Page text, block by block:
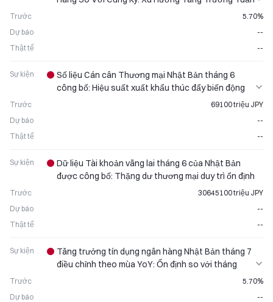
Trước
5.70%
Dự báo
--
Thật tế
--
Sự kiện
Số liệu Cán cân Thương mại Nhật Bản tháng 6
công bố: Hiệu suất xuất khẩu thúc đẩy biến động
Trước
69100 triệu JPY
Dự báo
--
Thật tế
--
Sự kiện
Dữ liệu Tài khoản vãng lai tháng 6 của Nhật Bản
được công bố: Thặng dư thương mại duy trì ổn định
Trước
30645100 triệu JPY
Dự báo
--
Thật tế
--
Sự kiện
Tăng trưởng tín dụng ngân hàng Nhật Bản tháng 7
điều chỉnh theo mùa YoY: Ổn định so với tháng
Trước
5.70%
Dự báo
--